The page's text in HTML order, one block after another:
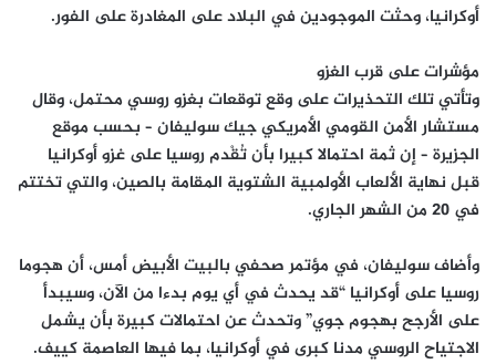
أوكرانيا، وحثت الموجودين في البلاد على المغادرة على الفور.
مؤشرات على قرب الغزو
وتأتي تلك التحذيرات على وقع توقعات بغزو روسي محتمل، وقال
مستشار الأمن القومي الأمريكي جيك سوليفان – بحسب موقع
الجزيرة – إن ثمة احتمالا كبيرا بأن تُقْدم روسيا على غزو أوكرانيا
قبل نهاية الألعاب الأولمبية الشتوية المقامة بالصين، والتي تختتم
في 20 من الشهر الجاري.
وأضاف سوليفان، في مؤتمر صحفي بالبيت الأبيض أمس، أن هجوما
روسيا على أوكرانيا “قد يحدث في أي يوم بدءا من الآن، وسيبدأ
على الأرجح بهجوم جوي” وتحدث عن احتمالات كبيرة بأن يشمل
الاجتياح الروسي مدنا كبرى في أوكرانيا، بما فيها العاصمة كييف.